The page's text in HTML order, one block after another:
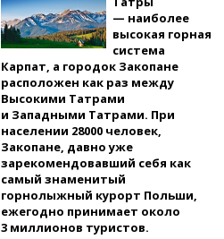
— наиболее
высокая горная
система
Карпат, а городок Закопане
расположен как раз между
Высокими Татрами
и Западными Татрами. При
населении 28000 человек,
Закопане, давно уже
зарекомендовавший себя как
самый знаменитый
горнолыжный курорт Польши,
ежегодно принимает около
3 миллионов туристов.